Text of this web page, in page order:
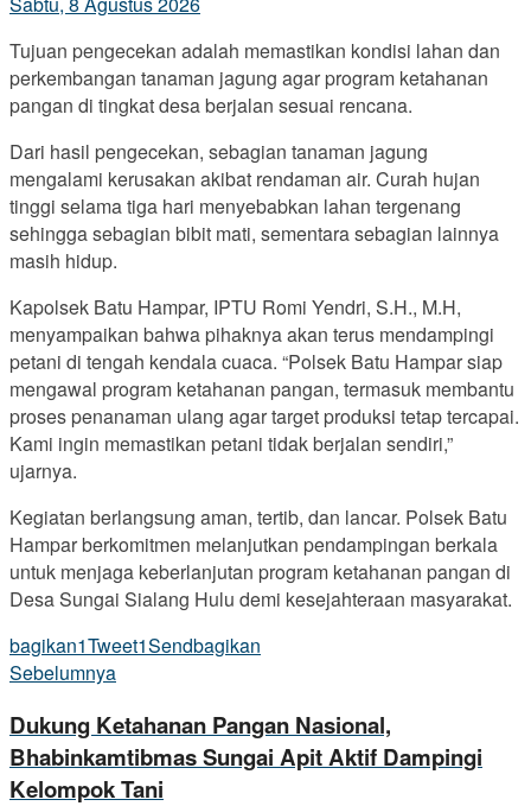
Tujuan pengecekan adalah memastikan kondisi lahan dan
perkembangan tanaman jagung agar program ketahanan
pangan di tingkat desa berjalan sesuai rencana.
Dari hasil pengecekan, sebagian tanaman jagung
mengalami kerusakan akibat rendaman air. Curah hujan
tinggi selama tiga hari menyebabkan lahan tergenang
sehingga sebagian bibit mati, sementara sebagian lainnya
masih hidup.
Kapolsek Batu Hampar, IPTU Romi Yendri, S.H., M.H,
menyampaikan bahwa pihaknya akan terus mendampingi
petani di tengah kendala cuaca. “Polsek Batu Hampar siap
mengawal program ketahanan pangan, termasuk membantu
proses penanaman ulang agar target produksi tetap tercapai.
Kami ingin memastikan petani tidak berjalan sendiri,”
ujarnya.
Kegiatan berlangsung aman, tertib, dan lancar. Polsek Batu
Hampar berkomitmen melanjutkan pendampingan berkala
untuk menjaga keberlanjutan program ketahanan pangan di
Desa Sungai Sialang Hulu demi kesejahteraan masyarakat.
bagikan1Tweet1Sendbagikan
Sebelumnya
Dukung Ketahanan Pangan Nasional,
Bhabinkamtibmas Sungai Apit Aktif Dampingi
Kelompok Tani